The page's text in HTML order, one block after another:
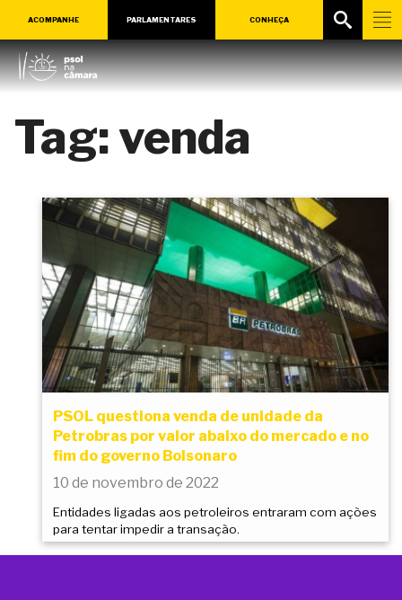
ACOMPANHE PARLAMENTARES CONHEÇA
Tag:venda
PSOL questiona venda de unidade da
Petrobras por valor abaixo do mercado e no
fim do governo Bolsonaro
10 de novembro de 2022
Entidades ligadas aos petroleiros entraram com ações
para tentar impedir a transação.